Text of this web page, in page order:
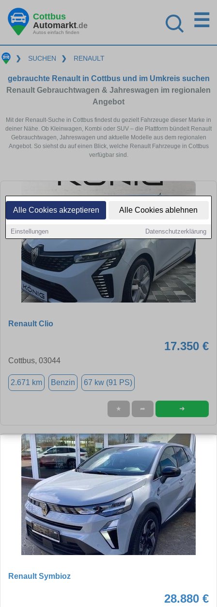
Alle Cookies akzeptieren Alle Cookies ablehnen
Einstellungen Datenschutzerklärung
Cottbus
Automarkt.de
Autos einfach finden
☰
❯ SUCHEN ❯ RENAULT
gebrauchte Renault in Cottbus und im Umkreis suchen
Renault Gebrauchtwagen & Jahreswagen im regionalen
Angebot
Mit der Renault-Suche in Cottbus findest du gezielt Fahrzeuge dieser Marke in
deiner Nähe. Ob Kleinwagen, Kombi oder SUV – die Plattform bündelt Renault
Gebrauchtwagen, Jahreswagen und aktuelle Modelle aus dem regionalen
Angebot. So siehst du auf einen Blick, welche Renault Fahrzeuge in Cottbus
verfügbar sind.
Renault Clio
17.350 €
Cottbus, 03044
2.671 km Benzin 67 kw (91 PS)
★ ➦ ➜
Renault Symbioz
28.880 €